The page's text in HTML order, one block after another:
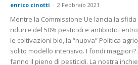
enrico cinotti - 2 Febbraio 2021
Mentre la Commissione Ue lancia la
ridurre del 50% pesticidi e antibiotici
le coltivazioni bio, la “nuova” Politica
solito modello intensivo. I fondi
fanno il pieno di pesticidi. La nostra